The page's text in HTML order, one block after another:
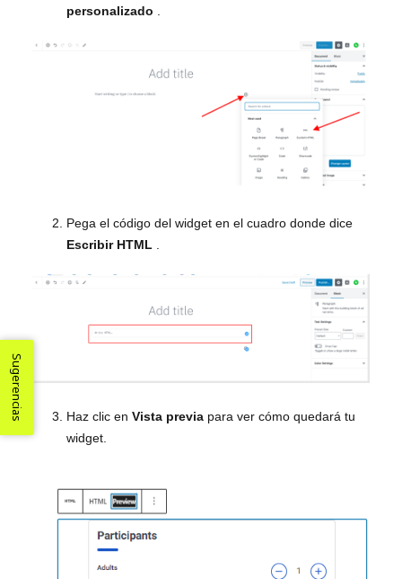
personalizado .
Pega el código del widget en el cuadro donde dice
Escribir HTML
Haz clic en Vista previa para ver cómo quedará tu
widget.
Sugerencias